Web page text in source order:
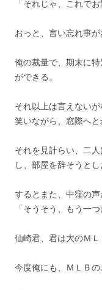
「それじゃ、これで
おっと、言い忘れ事が
俺の裁量で、期末に
ができる。
それ以上は言えないが
笑いながら、窓際へと
それを見計らい、二
し、部屋を辞そうとし
するとまた、中窪の声
「そうそう、もう一
仙崎君、君は大のＭＬ
今度俺にも、ＭＬＢの